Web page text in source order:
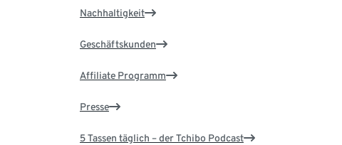
Nachhaltigkeit
Geschäftskunden
Affiliate Programm
Presse
5 Tassen täglich – der Tchibo Podcast